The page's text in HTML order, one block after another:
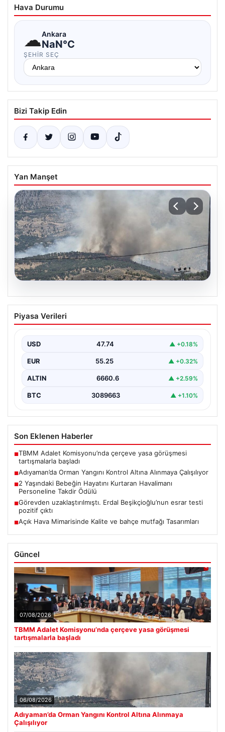
Hava Durumu
☁Ankara
NaN°C
ŞEHIR SEÇ
Bizi Takip Edin
Yan Manşet
06.08.2026
Adıyaman’da Orman Yangını Kontrol
Altına Alınmaya Çalışılıyor
bölgedeki doğal yaşamı tehdit etmeye devam ediyor.
Henüz…
Piyasa Verileri
USD 47.74 ▲ +0.18%
EUR 55.25 ▲ +0.32%
ALTIN 6660.6 ▲ +2.59%
BTC 3089663 ▲ +1.10%
Son Eklenen Haberler
■TBMM Adalet Komisyonu’nda çerçeve yasa görüşmesi
tartışmalarla başladı
■Adıyaman’da Orman Yangını Kontrol Altına Alınmaya Çalışılıyor
■2 Yaşındaki Bebeğin Hayatını Kurtaran Havalimanı
Personeline Takdir Ödülü
■Görevden uzaklaştırılmıştı. Erdal Beşikçioğlu’nun esrar testi
pozitif çıktı
■Açık Hava Mimarisinde Kalite ve bahçe mutfağı Tasarımları
Güncel
07/08/2026
TBMM Adalet Komisyonu’nda çerçeve yasa görüşmesi
tartışmalarla başladı
06/08/2026
Adıyaman’da Orman Yangını Kontrol Altına Alınmaya
Çalışılıyor